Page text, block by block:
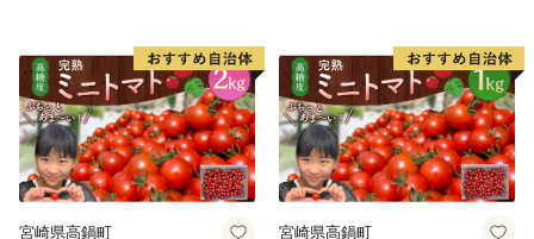
宮崎県高鍋町 宮崎県高鍋町